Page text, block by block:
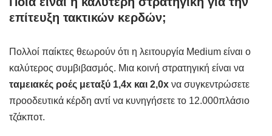
επίτευξη τακτικών κερδών;
Πολλοί παίκτες θεωρούν ότι η λειτουργία Medium είναι ο
καλύτερος συμβιβασμός. Μια κοινή στρατηγική είναι να
ταμειακές ροές μεταξύ 1,4x και 2,0x να συγκεντρώσετε
προοδευτικά κέρδη αντί να κυνηγήσετε το 12.000πλάσιο
τζάκποτ.